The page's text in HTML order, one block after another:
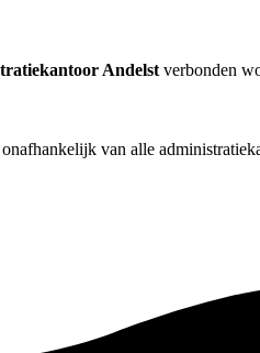
Andelst verbonden
van alle